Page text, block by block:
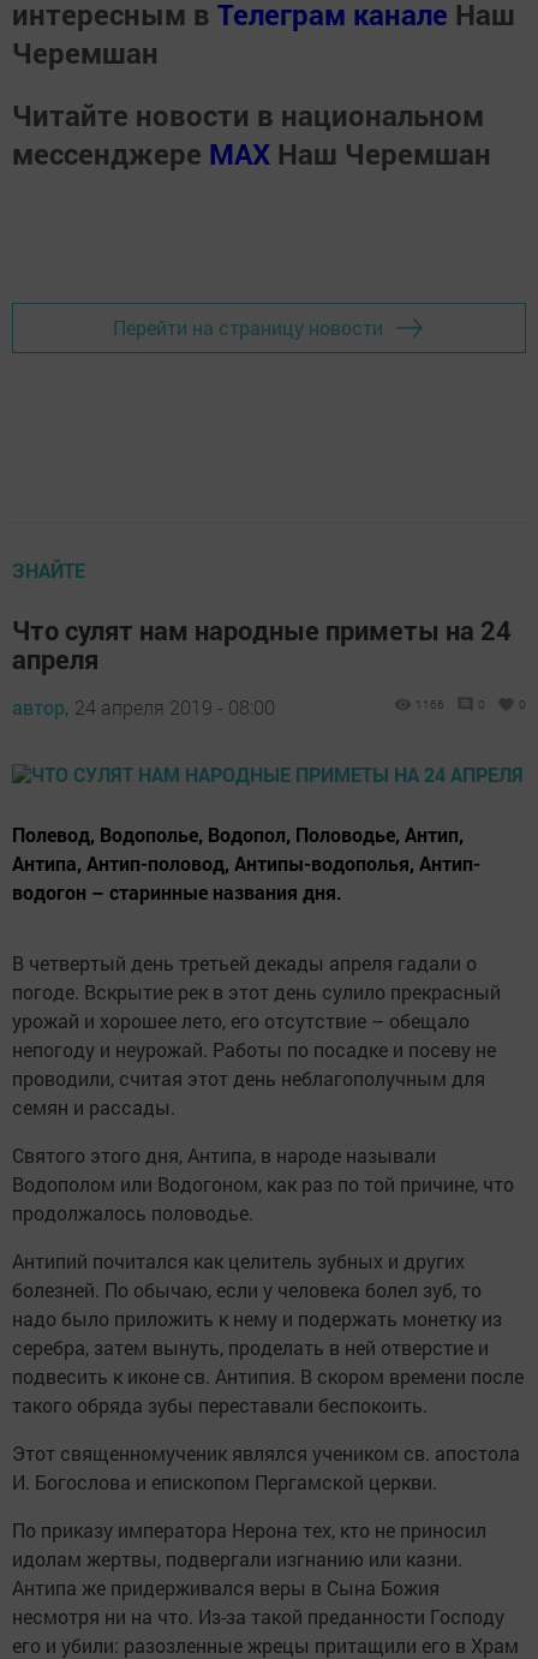
интересным в Телеграм канале Наш
Черемшан
Читайте новости в национальном
мессенджере MАХ Наш Черемшан
Перейти на страницу новости
ЗНАЙТЕ
Что сулят нам народные приметы на 24
апреля
автор, 24 апреля 2019 - 08:00 1166 0 0
Полевод, Водополье, Водопол, Половодье, Антип,
Антипа, Антип-половод, Антипы-водополья, Антип-
водогон – старинные названия дня.
В четвертый день третьей декады апреля гадали о
погоде. Вскрытие рек в этот день сулило прекрасный
урожай и хорошее лето, его отсутствие – обещало
непогоду и неурожай. Работы по посадке и посеву не
проводили, считая этот день неблагополучным для
семян и рассады.
Святого этого дня, Антипа, в народе называли
Водополом или Водогоном, как раз по той причине, что
продолжалось половодье.
Антипий почитался как целитель зубных и других
болезней. По обычаю, если у человека болел зуб, то
надо было приложить к нему и подержать монетку из
серебра, затем вынуть, проделать в ней отверстие и
подвесить к иконе св. Антипия. В скором времени после
такого обряда зубы переставали беспокоить.
Этот священномученик являлся учеником св. апостола
И. Богослова и епископом Пергамской церкви.
По приказу императора Нерона тех, кто не приносил
идолам жертвы, подвергали изгнанию или казни.
Антипа же придерживался веры в Сына Божия
несмотря ни на что. Из-за такой преданности Господу
его и убили: разозленные жрецы притащили его в Храм